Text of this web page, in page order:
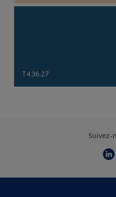
T4.36.27
Suivez-